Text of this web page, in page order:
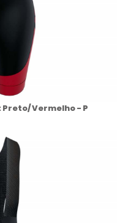
Vermelho - P